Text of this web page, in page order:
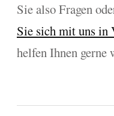
Sie also Fragen
Sie sich mit uns in
helfen Ihnen gerne